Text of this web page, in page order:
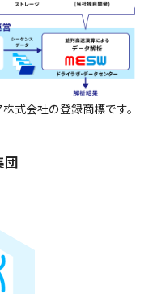
式会社の登録商標です。
団